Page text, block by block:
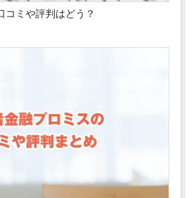
コミや評判はどう？